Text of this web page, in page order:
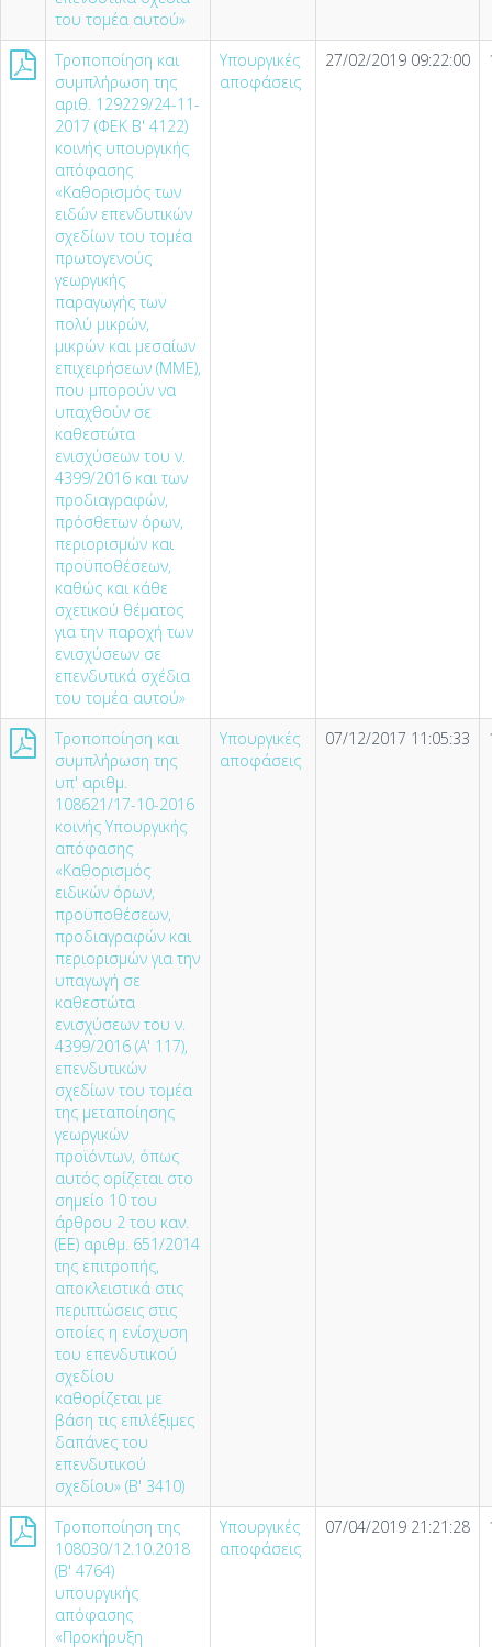
του τομέα αυτού»
Τροποποίηση και
συμπλήρωση της
αριθ. 129229/24-11-
2017 (ΦΕΚ Β' 4122)
κοινής υπουργικής
απόφασης
«Καθορισμός των
ειδών επενδυτικών
σχεδίων του τομέα
πρωτογενούς
γεωργικής
παραγωγής των
πολύ μικρών,
μικρών και μεσαίων
επιχειρήσεων (ΜΜΕ),
που μπορούν να
υπαχθούν σε
καθεστώτα
ενισχύσεων του ν.
4399/2016 και των
προδιαγραφών,
πρόσθετων όρων,
περιορισμών και
προϋποθέσεων,
καθώς και κάθε
σχετικού θέματος
για την παροχή των
ενισχύσεων σε
επενδυτικά σχέδια
του τομέα αυτού»
Υπουργικές
αποφάσεις
27/02/2019 09:22:00
Τροποποίηση και
συμπλήρωση της
υπ' αριθμ.
108621/17-10-2016
κοινής Υπουργικής
απόφασης
«Καθορισμός
ειδικών όρων,
προϋποθέσεων,
προδιαγραφών και
περιορισμών για την
υπαγωγή σε
καθεστώτα
ενισχύσεων του ν.
4399/2016 (Α' 117),
επενδυτικών
σχεδίων του τομέα
της μεταποίησης
γεωργικών
προϊόντων, όπως
αυτός ορίζεται στο
σημείο 10 του
άρθρου 2 του καν.
(ΕΕ) αριθμ. 651/2014
της επιτροπής,
αποκλειστικά στις
περιπτώσεις στις
οποίες η ενίσχυση
του επενδυτικού
σχεδίου
καθορίζεται με
βάση τις επιλέξιμες
δαπάνες του
επενδυτικού
σχεδίου» (Β' 3410)
Υπουργικές
αποφάσεις
07/12/2017 11:05:33
Τροποποίηση της
108030/12.10.2018
(Β' 4764)
υπουργικής
απόφασης
«Προκήρυξη
Υπουργικές
αποφάσεις
07/04/2019 21:21:28